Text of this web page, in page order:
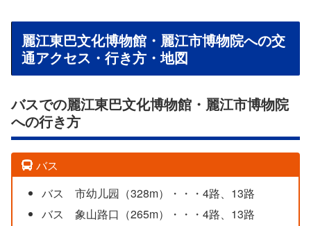
麗江東巴文化博物館・麗江市博物院への交
通アクセス・行き方・地図
バスでの麗江東巴文化博物館・麗江市博物院
への行き方
バス
バス 市幼儿园（328m）・・・4路、13路
バス 象山路口（265m）・・・4路、13路